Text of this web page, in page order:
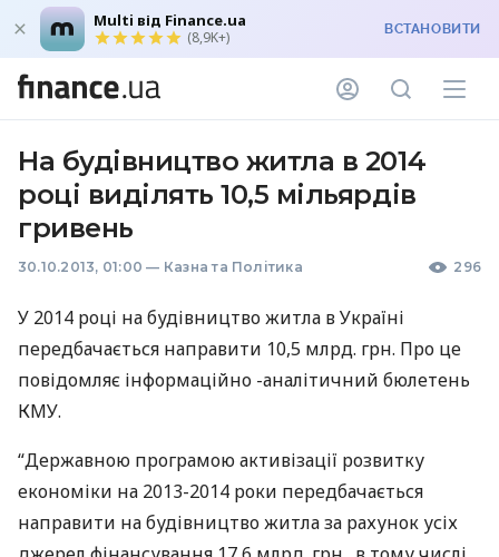
Multi від Finance.ua
(8,9K+) ВСТАНОВИТИ
На будівництво житла в 2014
році виділять 10,5 мільярдів
гривень
30.10.2013, 01:00 — Казна та Політика 296
У 2014 році на будівництво житла в Україні
передбачається направити 10,5 млрд. грн. Про це
повідомляє інформаційно -аналітичний бюлетень
КМУ.
“Державною програмою активізації розвитку
економіки на 2013-2014 роки передбачається
направити на будівництво житла за рахунок усіх